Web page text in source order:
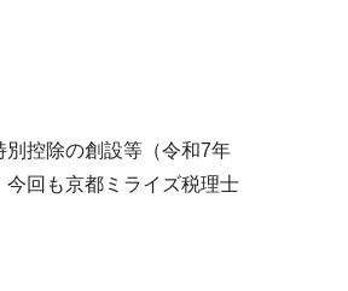
控除の創設等（令和7年
回も京都ミライズ税理士